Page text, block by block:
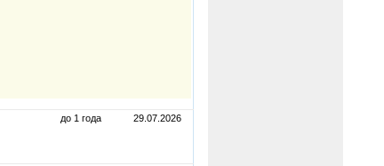
до 1 года 29.07.2026